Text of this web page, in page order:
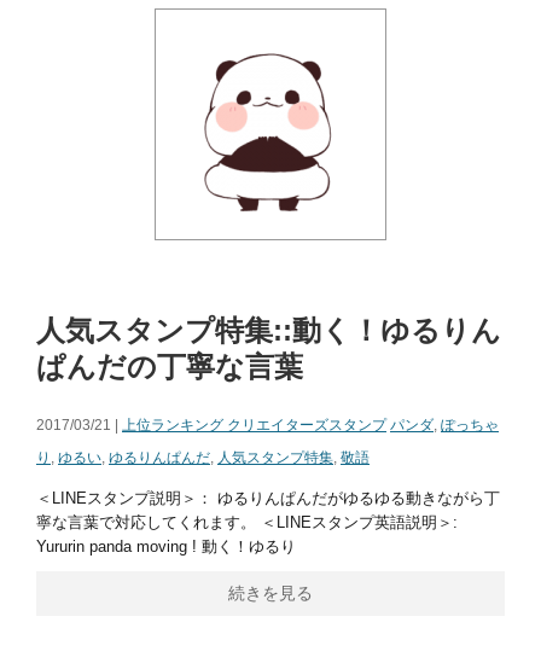
人気スタンプ特集::動く！ゆるりん
ぱんだの丁寧な言葉
2017/03/21 | 上位ランキング クリエイターズスタンプ パンダ, ぽっちゃ
り , ゆるい, ゆるりんぱんだ, 人気スタンプ特集, 敬語
＜LINEスタンプ説明＞： ゆるりんぱんだがゆるゆる動きながら丁
寧な言葉で対応してくれます。 ＜LINEスタンプ英語説明＞:
Yururin panda moving ! 動く！ゆるり
続きを見る